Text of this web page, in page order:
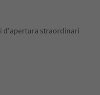
d'apertura straordinari